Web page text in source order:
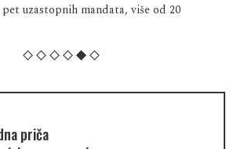
uzastopnih mandata, više od 20
priča